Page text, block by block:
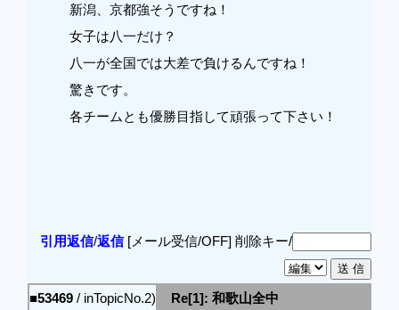
新潟、京都強そうですね！
女子は八一だけ？
八一が全国では大差で負けるんですね！
驚きです。
各チームとも優勝目指して頑張って下さい！
引用返信/返信[メール受信/OFF] 削除キー/
■53469 / inTopicNo.2)
Re[1]: 和歌山全中